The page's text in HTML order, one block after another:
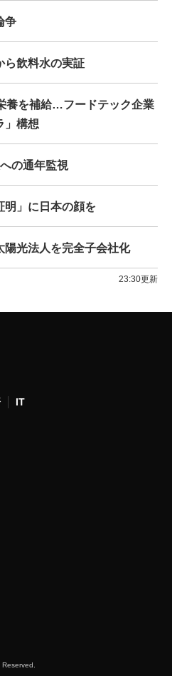
争
ら飲料水の実証
養を補給…フードテック企業
」構想
の通年監視
明」に日本の顔を
陽光法人を完全子会社化
23:30更新
IT